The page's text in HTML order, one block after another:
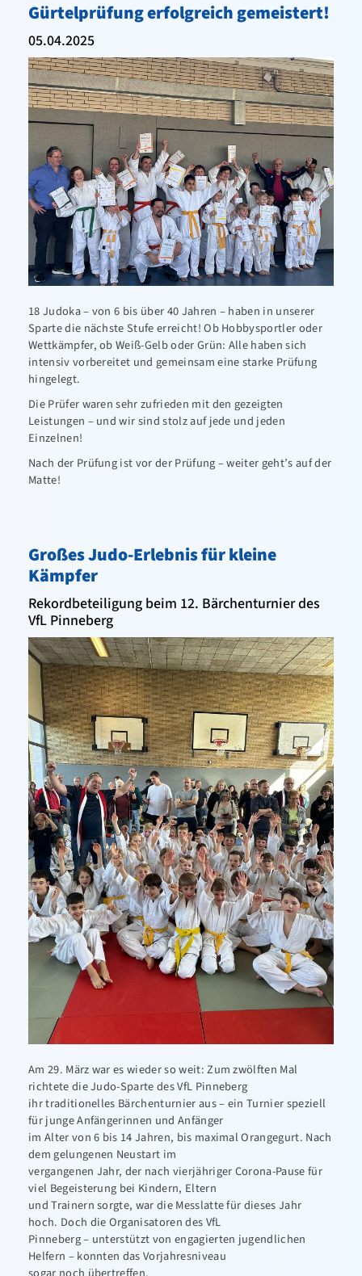
Gürtelprüfung erfolgreich gemeistert!
05.04.2025
18 Judoka – von 6 bis über 40 Jahren – haben in unserer
Sparte die nächste Stufe erreicht! Ob Hobbysportler oder
Wettkämpfer, ob Weiß-Gelb oder Grün: Alle haben sich
intensiv vorbereitet und gemeinsam eine starke Prüfung
hingelegt.
Die Prüfer waren sehr zufrieden mit den gezeigten
Leistungen – und wir sind stolz auf jede und jeden
Einzelnen!
Nach der Prüfung ist vor der Prüfung – weiter geht’s auf der
Matte!
Großes Judo-Erlebnis für kleine
Kämpfer
Rekordbeteiligung beim 12. Bärchenturnier des
VfL Pinneberg
Am 29. März war es wieder so weit: Zum zwölften Mal
richtete die Judo-Sparte des VfL Pinneberg
ihr traditionelles Bärchenturnier aus – ein Turnier speziell
für junge Anfängerinnen und Anfänger
im Alter von 6 bis 14 Jahren, bis maximal Orangegurt. Nach
dem gelungenen Neustart im
vergangenen Jahr, der nach vierjähriger Corona-Pause für
viel Begeisterung bei Kindern, Eltern
und Trainern sorgte, war die Messlatte für dieses Jahr
hoch. Doch die Organisatoren des VfL
Pinneberg – unterstützt von engagierten jugendlichen
Helfern – konnten das Vorjahresniveau